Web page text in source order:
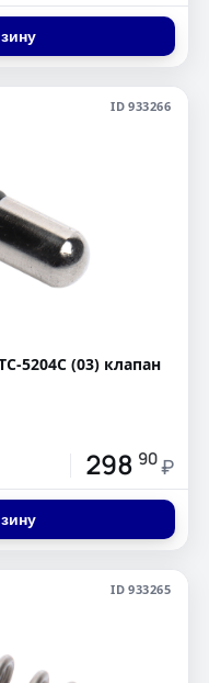
ID 933266
5204C (03) клапан
298 90 ₽
ID 933265